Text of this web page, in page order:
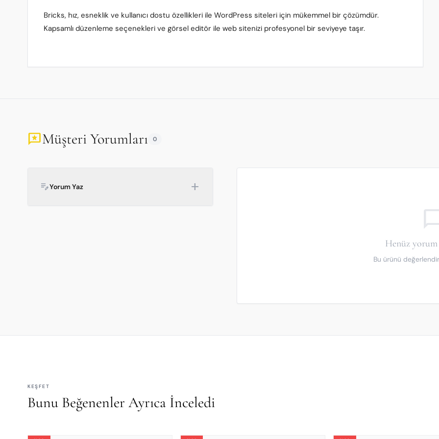
Bricks, hız, esneklik ve kullanıcı dostu özellikleri ile WordPress siteleri için mükemmel bir çözümdür.
Kapsamlı düzenleme seçenekleri ve görsel editör ile web sitenizi profesyonel bir seviyeye taşır.
reviewsMüşteri Yorumları 0
edit_noteYorum Yaz add
Henüz yorum
Bu ürünü
KEŞFET
Bunu Beğenenler Ayrıca İnceledi